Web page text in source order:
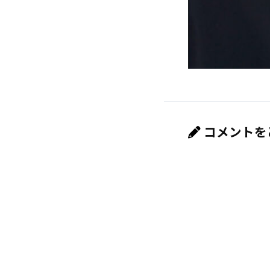
コメント